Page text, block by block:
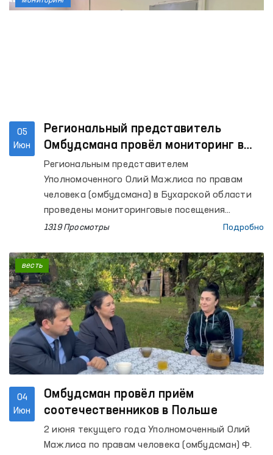
05
Июн
Региональный представитель
Омбудсмана провёл мониторинг в
ряде учреждений Бухары
Региональным представителем
Уполномоченного Олий Мажлиса по правам
человека (омбудсмана) в Бухарской области
проведены мониторинговые посещения
колонии по исполнению наказания № 17,
временного содержания УВД Каракульского
района и расположенного в этом же районе
Мужского дома-интерната для инвалидов, а
также Бухарского областного филиала
психиатрической службы Республиканского
специализированного научно-практического
медицинского центра психиатрии.
1319 Просмотры Подробно
04
Июн
Омбудсман провёл приём
соотечественников в Польше
2 июня текущего года Уполномоченный Олий
Мажлиса по правам человека (омбудсман) Ф.
весть